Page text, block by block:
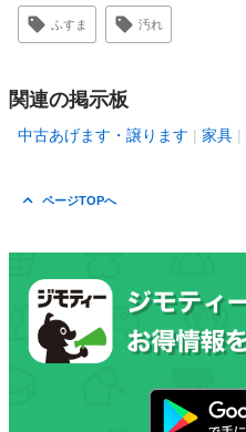
ふすま 汚れ
関連の掲示板
中古あげます・譲ります 家具
ページTOPへ